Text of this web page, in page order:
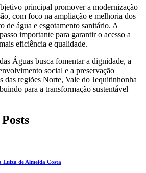
principal promover a modernização
com foco na ampliação e melhoria dos
de água e esgotamento sanitário. A
importante para garantir o acesso a
eficiência e qualidade.
Águas busca fomentar a dignidade, a
social e a preservação
das regiões Norte, Vale do Jequitinhonha
para a transformação sustentável
Luiza de Almeida Costa